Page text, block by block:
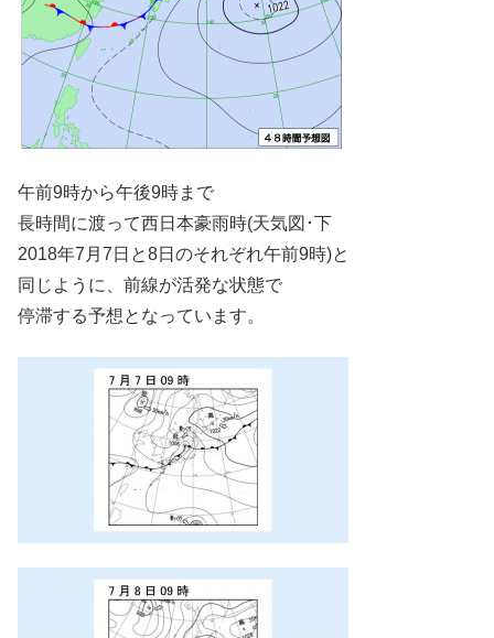
午前9時から午後9時まで
長時間に渡って西日本豪雨時(天気図･下
2018年7月7日と8日のそれぞれ午前9時)と
同じように、前線が活発な状態で
停滞する予想となっています。